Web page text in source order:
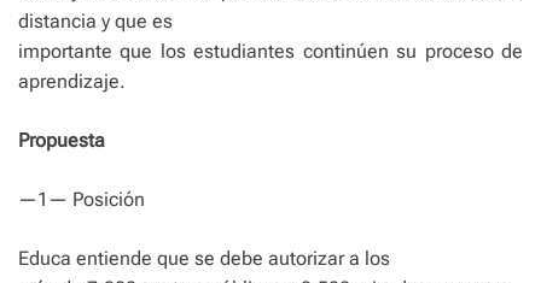
distancia y que es
importante que los estudiantes continúen su proceso de
aprendizaje.
Propuesta
—1— Posición
Educa entiende que se debe autorizar a los